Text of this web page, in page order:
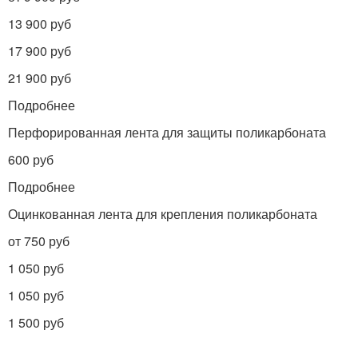
13 900 руб
17 900 руб
21 900 руб
Подробнее
Перфорированная лента для защиты поликарбоната
600 руб
Подробнее
Оцинкованная лента для крепления поликарбоната
от 750 руб
1 050 руб
1 050 руб
1 500 руб